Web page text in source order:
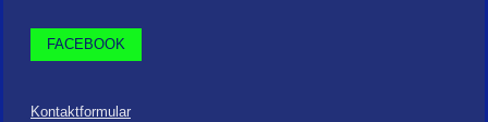
FACEBOOK
Kontaktformular